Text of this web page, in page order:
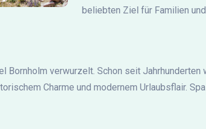
beliebten Ziel für Familien
verwurzelt. Schon seit
Charme und modernem Urlaubsflair.